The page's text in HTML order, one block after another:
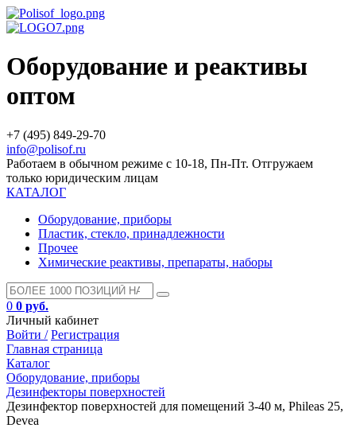
Оборудование и реактивы
оптом
+7 (495) 849-29-70
info@polisof.ru
Работаем в обычном режиме с 10-18, Пн-Пт. Отгружаем
только юридическим лицам
КАТАЛОГ
Оборудование, приборы
Пластик, стекло, принадлежности
Прочее
Химические реактивы, препараты, наборы
0 0 руб.
Личный кабинет
Войти / Регистрация
Главная страница
Каталог
Оборудование, приборы
Дезинфекторы поверхностей
Дезинфектор поверхностей для помещений 3-40 м, Phileas 25,
Devea